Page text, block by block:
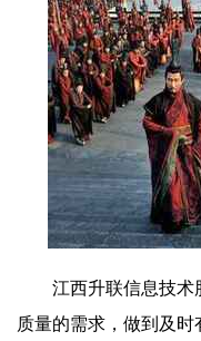
江西升联信息技术
质量的需求，做到及